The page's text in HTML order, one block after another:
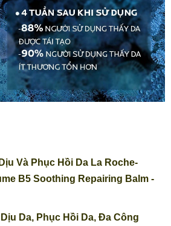
Và Phục Hồi Da La Roche-
B5 Soothing Repairing Balm -
Da, Phục Hồi Da, Đa Công